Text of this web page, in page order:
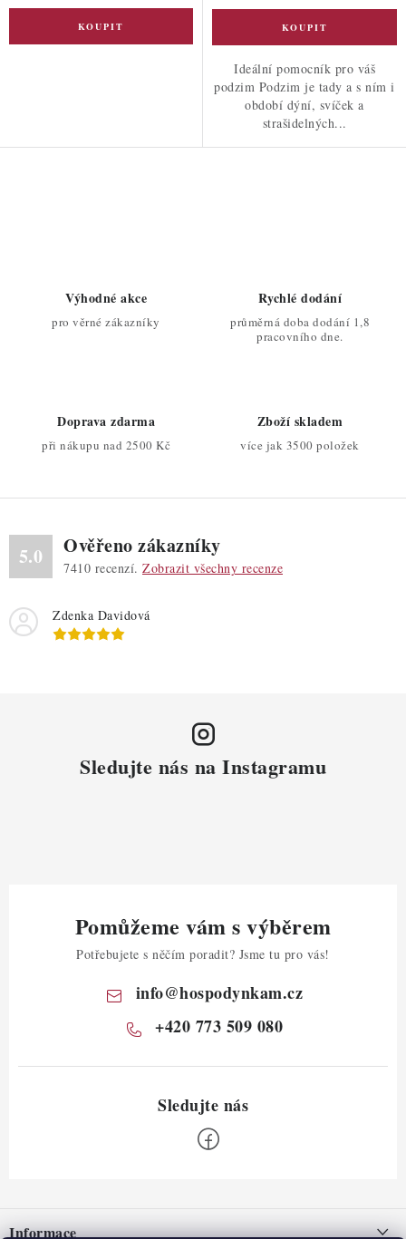
Ideální pomocník pro váš
podzim Podzim je tady a s ním i
období dýní, svíček a
strašidelných...
v
ý
i
s
u
Výhodné akce
pro věrné zákazníky
Rychlé dodání
průměrná doba dodání 1,8
pracovního dne.
Doprava zdarma
při nákupu nad 2500 Kč
Zboží skladem
více jak 3500 položek
5.0 Ověřeno zákazníky
7410 recenzí. Zobrazit všechny recenze
Zdenka Davidová
Sledujte nás na Instagramu
Pomůžeme vám s výběrem
Potřebujete s něčím poradit? Jsme tu pro vás!
info@hospodynkam.cz
+420 773 509 080
Informace